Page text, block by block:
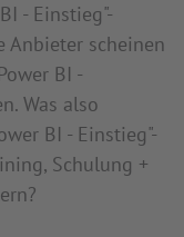
- Einstieg"-
Anbieter scheinen
BI -
Was also
BI - Einstieg"-
Schulung +